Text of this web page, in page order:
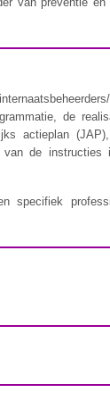
de
actieplan
van de